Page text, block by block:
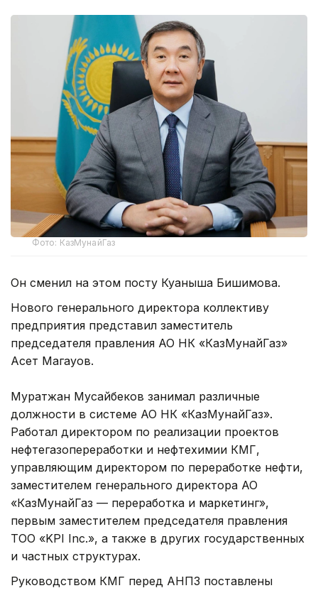
Фото: КазМунайГаз
Он сменил на этом посту Куаныша Бишимова.
Нового генерального директора коллективу
предприятия представил заместитель
председателя правления АО НК «КазМунайГаз»
Асет Магауов.
Муратжан Мусайбеков занимал различные
должности в системе АО НК «КазМунайГаз».
Работал директором по реализации проектов
нефтегазопереработки и нефтехимии КМГ,
управляющим директором по переработке нефти,
заместителем генерального директора АО
«КазМунайГаз — переработка и маркетинг»,
первым заместителем председателя правления
ТОО «KPI Inc.», а также в других государственных
и частных структурах.
Руководством КМГ перед АНПЗ поставлены